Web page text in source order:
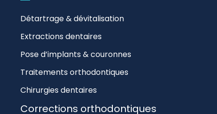
Détartrage & dévitalisation
Extractions dentaires
Pose d’implants & couronnes
Traitements orthodontiques
Chirurgies dentaires
Corrections orthodontiques